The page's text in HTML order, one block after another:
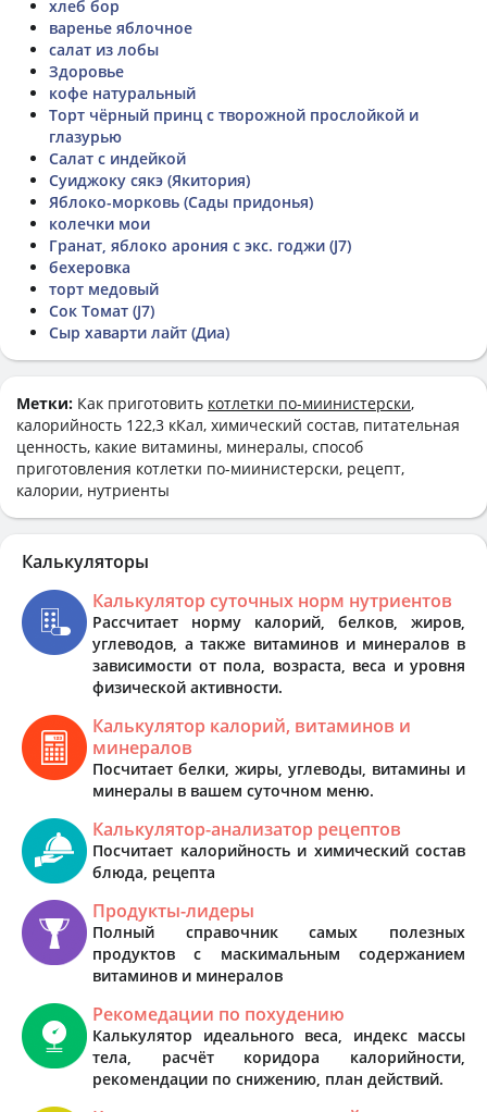
хлеб бор
варенье яблочное
салат из лобы
Здоровье
кофе натуральный
Торт чёрный принц с творожной прослойкой и
глазурью
Салат с индейкой
Суиджоку сякэ (Якитория)
Яблоко-морковь (Сады придонья)
колечки мои
Гранат, яблоко арония с экс. годжи (J7)
бехеровка
торт медовый
Сок Томат (J7)
Сыр хаварти лайт (Диа)
Метки: Как приготовить котлетки по-миинистерски,
калорийность 122,3 кКал, химический состав, питательная
ценность, какие витамины, минералы, способ
приготовления котлетки по-миинистерски, рецепт,
калории, нутриенты
Калькуляторы
Калькулятор суточных норм нутриентов
Рассчитает норму калорий, белков, жиров,
углеводов, а также витаминов и минералов в
зависимости от пола, возраста, веса и уровня
физической активности.
Калькулятор калорий, витаминов и
минералов
Посчитает белки, жиры, углеводы, витамины и
минералы в вашем суточном меню.
Калькулятор-анализатор рецептов
Посчитает калорийность и химический состав
блюда, рецепта
Продукты-лидеры
Полный справочник самых полезных
продуктов с маскимальным содержанием
витаминов и минералов
Рекомедации по похудению
Калькулятор идеального веса, индекс массы
тела, расчёт коридора калорийности,
рекомендации по снижению, план действий.